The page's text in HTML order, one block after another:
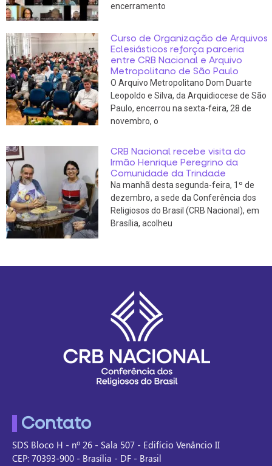
encerramento
Curso de Organização de Arquivos
Eclesiásticos reforça parceria
entre CRB Nacional e Arquivo
Metropolitano de São Paulo
O Arquivo Metropolitano Dom Duarte
Leopoldo e Silva, da Arquidiocese de São
Paulo, encerrou na sexta-feira, 28 de
novembro, o
CRB Nacional recebe visita do
Irmão Henrique Peregrino da
Comunidade da Trindade
Na manhã desta segunda-feira, 1º de
dezembro, a sede da Conferência dos
Religiosos do Brasil (CRB Nacional), em
Brasília, acolheu
Contato
SDS Bloco H - nº 26 - Sala 507 - Edifício Venâncio II
CEP: 70393-900 - Brasília - DF - Brasil